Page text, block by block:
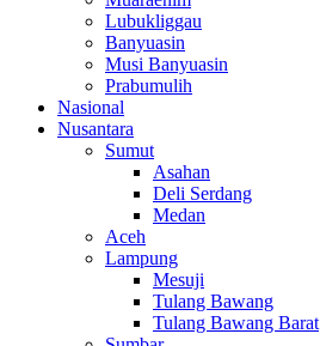
Lubukliggau
Banyuasin
Musi Banyuasin
Prabumulih
Nasional
Nusantara
Sumut
Asahan
Deli Serdang
Medan
Aceh
Lampung
Mesuji
Tulang Bawang
Tulang Bawang Barat